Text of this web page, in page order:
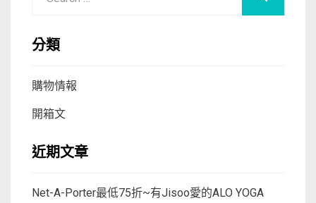
分類
購物情報
開箱文
近期文章
Net-A-Porter最低75折~有Jisoo愛的ALO YOGA